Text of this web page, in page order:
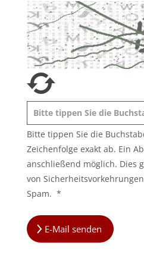
Bitte tippen Sie die
Zeichenfolge exakt ab. Ein
anschließend möglich. Dies
von
Spam. *
E-Mail senden